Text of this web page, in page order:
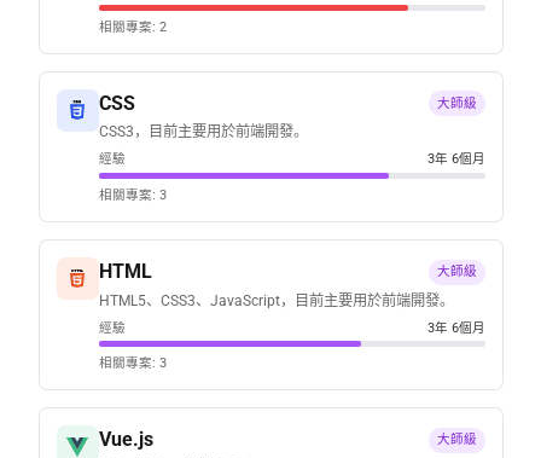
相關專案: 2
CSS 大師級
CSS3，目前主要用於前端開發。
經驗 3年 6個月
相關專案: 3
HTML 大師級
HTML5、CSS3、JavaScript，目前主要用於前端開發。
經驗 3年 6個月
相關專案: 3
Vue.js 大師級